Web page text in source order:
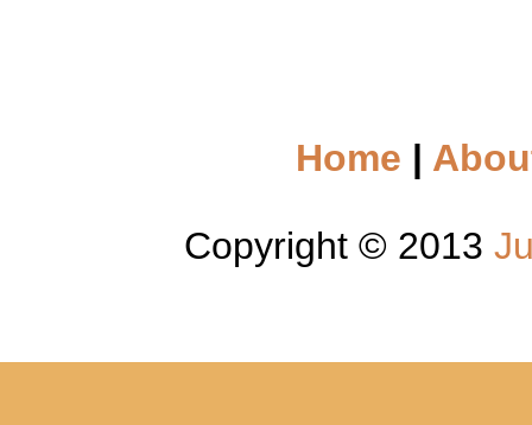
Home |
Copyright © 2013